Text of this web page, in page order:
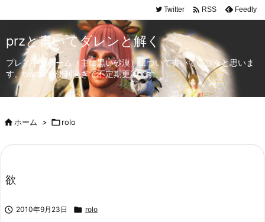
Twitter  RSS Feedly
przと書いてダレンと解く
プレイ中のゲーム（主に黒い砂漠）について書いていこうと思いま
す。twitterが便利過ぎて不定期更新です。
ホーム > rolo
欲
 2010年9月23日  rolo